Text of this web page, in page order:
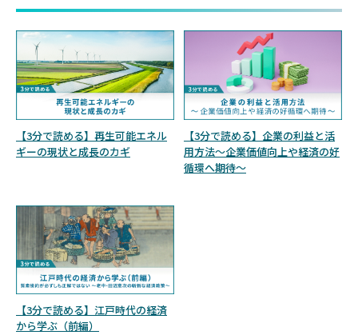
【3分で読める】再生可能エネル
ギーの現状と成長のカギ
【3分で読める】企業の利益と活
用方法～企業価値向上や経済の好
循環へ期待～
【3分で読める】江戸時代の経済
から学ぶ（前編）